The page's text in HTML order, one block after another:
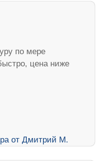
по мере
цена ниже